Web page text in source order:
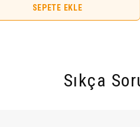
SEPETE EKLE
Sıkça